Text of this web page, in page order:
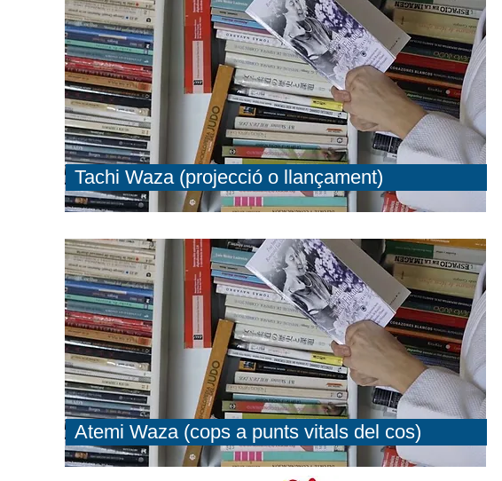
Tachi Waza (projecció o llançament)
Atemi Waza (cops a punts vitals del cos)